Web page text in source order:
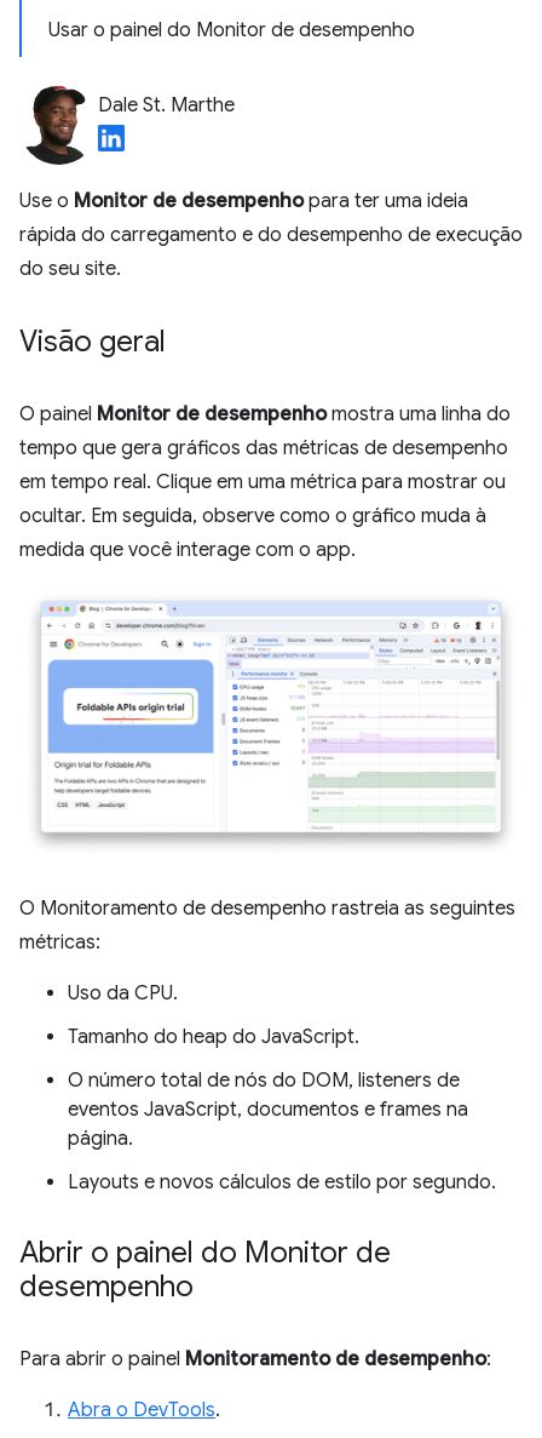
Usar o painel do Monitor de desempenho
Dale St. Marthe
Use o Monitor de desempenhopara ter uma ideia
rápida do carregamento e do desempenho de execução
do seu site.
Visão geral
O painel Monitor de desempenhomostra uma linha do
tempo que gera gráficos das métricas de desempenho
em tempo real. Clique em uma métrica para mostrar ou
ocultar. Em seguida, observe como o gráfico muda à
medida que você interage com o app.
O Monitoramento de desempenho rastreia as seguintes
métricas:
Uso da CPU.
Tamanho do heap do JavaScript.
O número total de nós do DOM, listeners de
eventos JavaScript, documentos e frames na
página.
Layouts e novos cálculos de estilo por segundo.
Abrir o painel do Monitor de
desempenho
Para abrir o painel Monitoramento de desempenho:
Abra o DevTools.